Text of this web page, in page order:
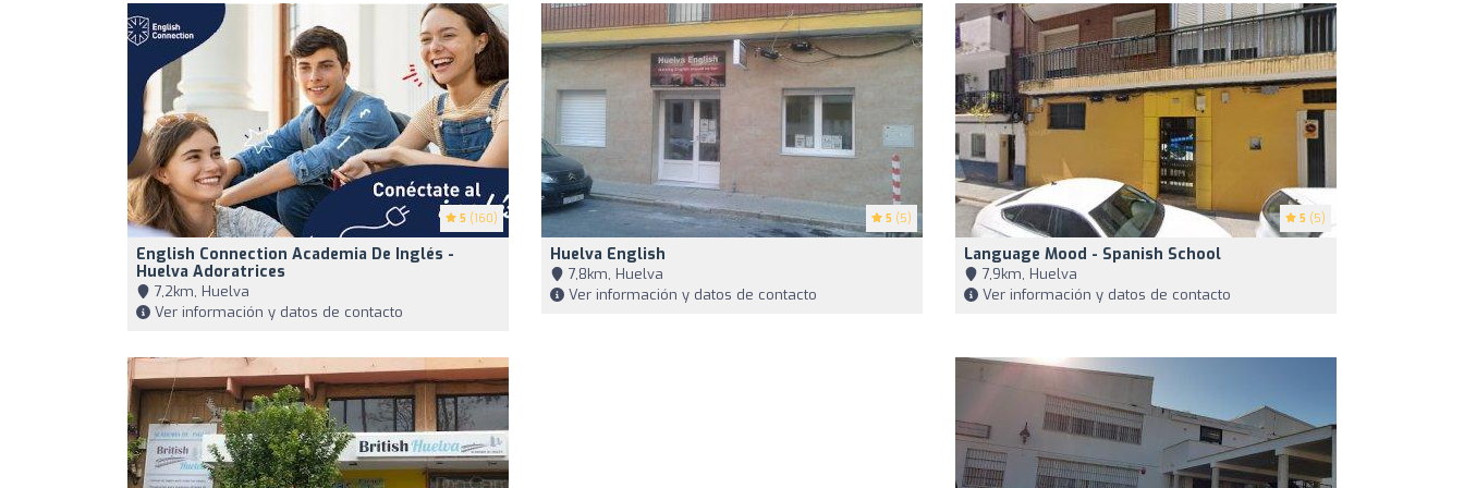
5 (160)
English Connection Academia De Inglés -
Huelva Adoratrices
7,2km, Huelva
Ver información y datos de contacto
5 (5)
Huelva English
7,8km, Huelva
Ver información y datos de contacto
5 (5)
Language Mood - Spanish School
7,9km, Huelva
Ver información y datos de contacto